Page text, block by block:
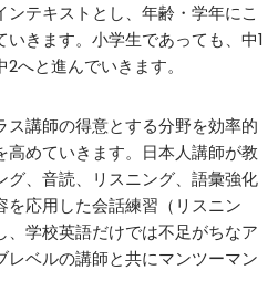
テキストとし、年齢・学年にこ
きます。小学生であっても、中1
へと進んでいきます。
ス講師の得意とする分野を効率的
高めていきます。日本人講師が教
、音読、リスニング、語彙強化
を応用した会話練習（リスニン
、学校英語だけでは不足がちなア
レベルの講師と共にマンツーマン